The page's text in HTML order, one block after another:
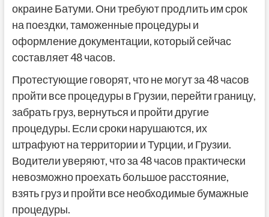
окраине Батуми. Они требуют продлить им срок
на поездки, таможенные процедуры и
оформление документации, который сейчас
составляет 48 часов.
Протестующие говорят, что не могут за 48 часов
пройти все процедуры в Грузии, перейти границу,
забрать груз, вернуться и пройти другие
процедуры. Если сроки нарушаются, их
штрафуют на территории и Турции, и Грузии.
Водители уверяют, что за 48 часов практически
невозможно проехать большое расстояние,
взять груз и пройти все необходимые бумажные
процедуры.